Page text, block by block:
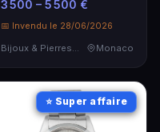
3 500 – 5 500 €
📅 Invendu le 28/06/2026
Monaco
⭐ Super affaire